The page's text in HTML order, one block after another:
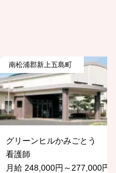
南松浦郡新上五島町
グリーンヒルかみごとう
看護師
月給 248,000円～277,000円